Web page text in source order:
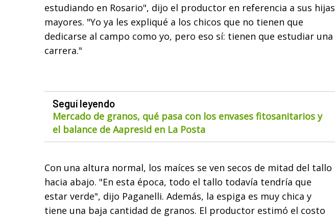
estudiando en Rosario", dijo el productor en referencia a sus hijas
mayores. "Yo ya les expliqué a los chicos que no tienen que
dedicarse al campo como yo, pero eso sí: tienen que estudiar una
carrera."
Seguí leyendo
Mercado de granos, qué pasa con los envases fitosanitarios y
el balance de Aapresid en La Posta
Con una altura normal, los maíces se ven secos de mitad del tallo
hacia abajo. "En esta época, todo el tallo todavía tendría que
estar verde", dijo Paganelli. Además, la espiga es muy chica y
tiene una baja cantidad de granos. El productor estimó el costo